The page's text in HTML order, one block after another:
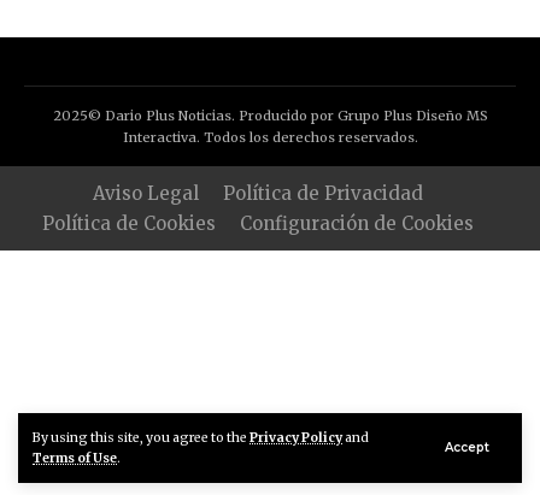
By using this site, you agree to the Privacy Policyand
Terms of Use.
Accept
2025© Dario Plus Noticias. Producido por Grupo Plus Diseño MS
Interactiva. Todos los derechos reservados.
Aviso Legal
Política de Privacidad
Política de Cookies
Configuración de Cookies